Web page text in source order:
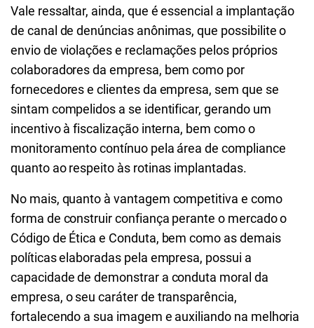
Vale ressaltar, ainda, que é essencial a implantação
de canal de denúncias anônimas, que possibilite o
envio de violações e reclamações pelos próprios
colaboradores da empresa, bem como por
fornecedores e clientes da empresa, sem que se
sintam compelidos a se identificar, gerando um
incentivo à fiscalização interna, bem como o
monitoramento contínuo pela área de compliance
quanto ao respeito às rotinas implantadas.
No mais, quanto à vantagem competitiva e como
forma de construir confiança perante o mercado o
Código de Ética e Conduta, bem como as demais
políticas elaboradas pela empresa, possui a
capacidade de demonstrar a conduta moral da
empresa, o seu caráter de transparência,
fortalecendo a sua imagem e auxiliando na melhoria